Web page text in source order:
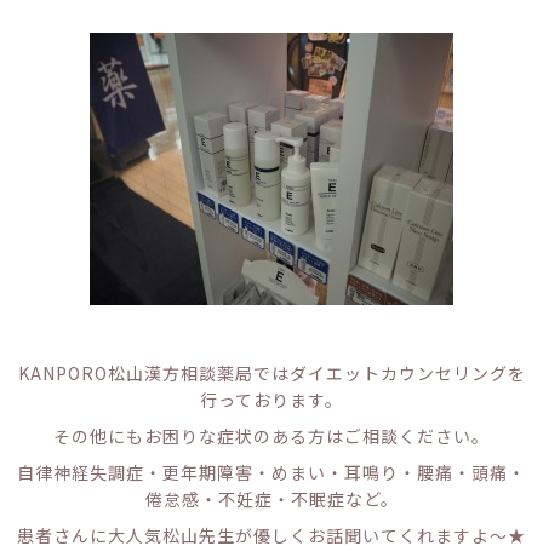
KANPORO松山漢方相談薬局ではダイエットカウンセリングを
行っております。
その他にもお困りな症状のある方はご相談ください。
自律神経失調症・更年期障害・めまい・耳鳴り・腰痛・頭痛・
倦怠感・不妊症・不眠症など。
患者さんに大人気松山先生が優しくお話聞いてくれますよ～★